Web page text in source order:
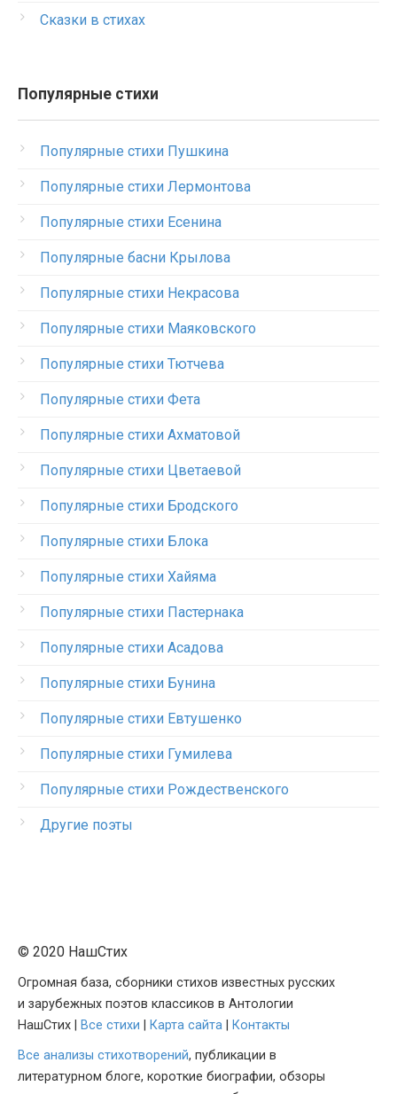
Сказки в стихах
Популярные стихи
Популярные стихи Пушкина
Популярные стихи Лермонтова
Популярные стихи Есенина
Популярные басни Крылова
Популярные стихи Некрасова
Популярные стихи Маяковского
Популярные стихи Тютчева
Популярные стихи Фета
Популярные стихи Ахматовой
Популярные стихи Цветаевой
Популярные стихи Бродского
Популярные стихи Блока
Популярные стихи Хайяма
Популярные стихи Пастернака
Популярные стихи Асадова
Популярные стихи Бунина
Популярные стихи Евтушенко
Популярные стихи Гумилева
Популярные стихи Рождественского
Другие поэты
© 2020 НашСтих
Огромная база, сборники стихов известных русских
и зарубежных поэтов классиков в Антологии
НашСтих |
Все стихи Карта сайта
Контакты
Все анализы стихотворений, публикации в
литературном блоге, короткие биографии, обзоры